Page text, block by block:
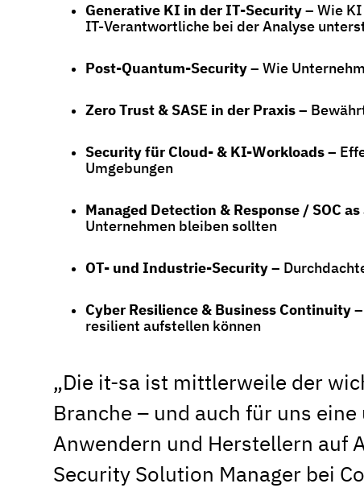
Generative KI in der IT-Security– Wie KI
IT-Verantwortliche bei der Analyse
Post-Quantum-Security– Wie
Zero Trust & SASE in der Praxis–
Security für Cloud- & KI-Workloads–
Umgebungen
Managed Detection & Response / SOC as
Unternehmen bleiben sollten
OT- und Industrie-Security–
Cyber Resilience & Business Continuity–
resilient aufstellen können
„Die it-sa ist mittlerweile der
Branche – und auch für uns
Anwendern und Herstellern auf
Security Solution Manager bei